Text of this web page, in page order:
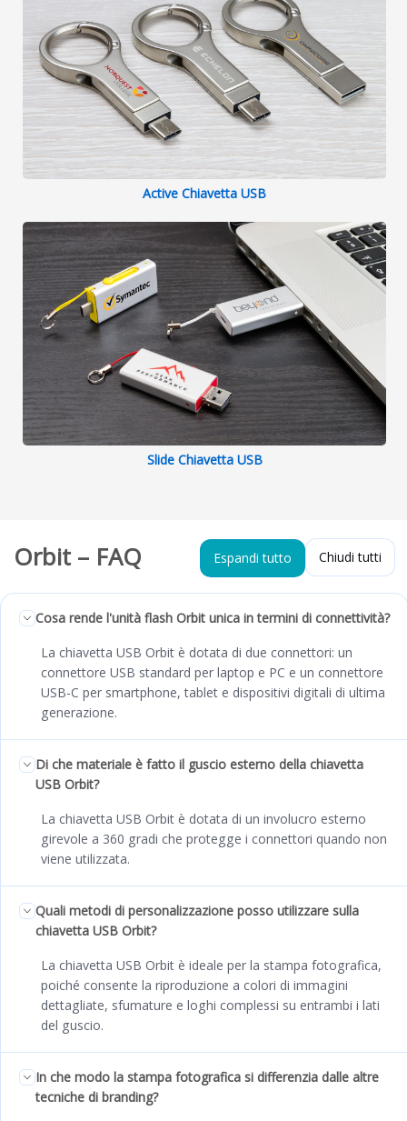
Active Chiavetta USB
Slide Chiavetta USB
Orbit – FAQ Espandi tutto Chiudi tutti
Cosa rende l'unità flash Orbit unica in termini di connettività?
La chiavetta USB Orbit è dotata di due connettori: un
connettore USB standard per laptop e PC e un connettore
USB-C per smartphone, tablet e dispositivi digitali di ultima
generazione.
Di che materiale è fatto il guscio esterno della chiavetta
USB Orbit?
La chiavetta USB Orbit è dotata di un involucro esterno
girevole a 360 gradi che protegge i connettori quando non
viene utilizzata.
Quali metodi di personalizzazione posso utilizzare sulla
chiavetta USB Orbit?
La chiavetta USB Orbit è ideale per la stampa fotografica,
poiché consente la riproduzione a colori di immagini
dettagliate, sfumature e loghi complessi su entrambi i lati
del guscio.
In che modo la stampa fotografica si differenzia dalle altre
tecniche di branding?